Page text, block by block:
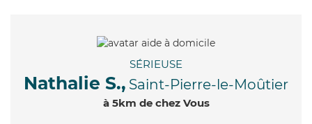
SÉRIEUSE
Nathalie S., Saint-Pierre-le-Moûtier
à 5km de chez Vous